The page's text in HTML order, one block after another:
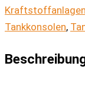
Tankkonsolen,